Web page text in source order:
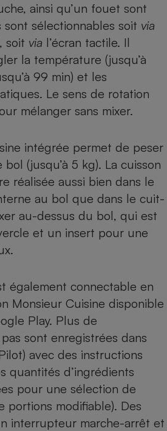
ainsi qu’un fouet sont
sont sélectionnables soit via
soit via l’écran tactile. Il
la température (jusqu’à
99 min) et les
Le sens de rotation
mélanger sans mixer.
intégrée permet de peser
(jusqu’à 5 kg). La cuisson
réalisée aussi bien dans le
au bol que dans le cuit-
au-dessus du bol, qui est
et un insert pour une
également connectable en
Monsieur Cuisine disponible
Play. Plus de
sont enregistrées dans
avec des instructions
quantités d’ingrédients
pour une sélection de
portions modifiable). Des
interrupteur marche-arrêt et